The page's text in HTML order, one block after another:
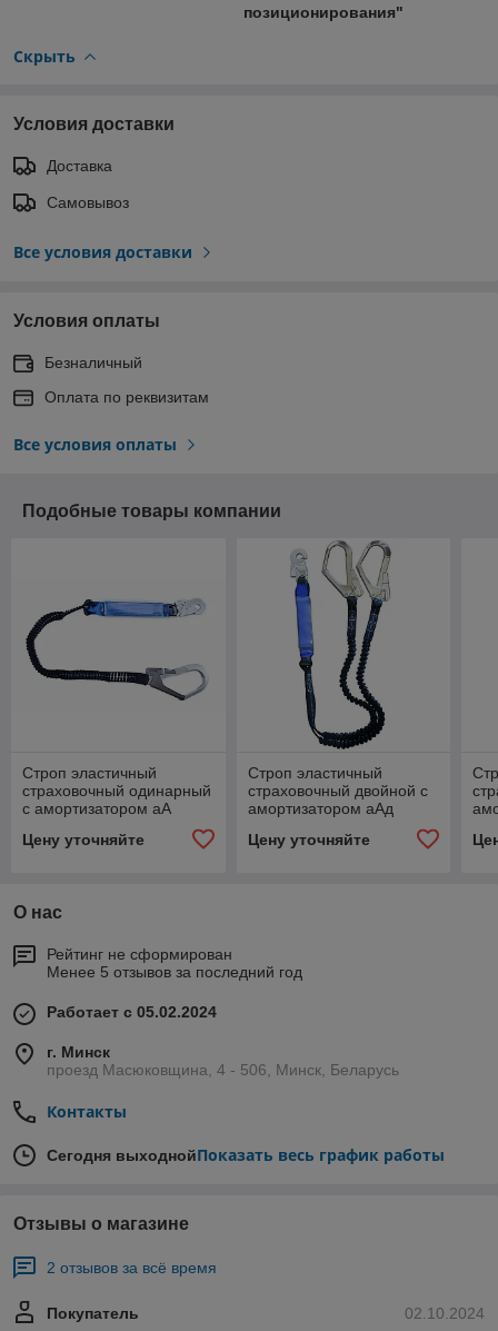
позиционирования"
Скрыть
Условия доставки
Доставка
Самовывоз
Все условия доставки
Условия оплаты
Безналичный
Оплата по реквизитам
Все условия оплаты
Подобные товары компании
Строп эластичный
страховочный одинарный
с амортизатором аА
Цену уточняйте
Строп эластичный
страховочный двойной с
амортизатором аАд
Цену уточняйте
О нас
Рейтинг не сформирован
Менее 5 отзывов за последний год
Работает с 05.02.2024
г. Минск
проезд Масюковщина, 4 - 506, Минск, Беларусь
Контакты
Сегодня выходнойПоказать весь график работы
Отзывы о магазине
2 отзывов за всё время
02.10.2024
Покупатель